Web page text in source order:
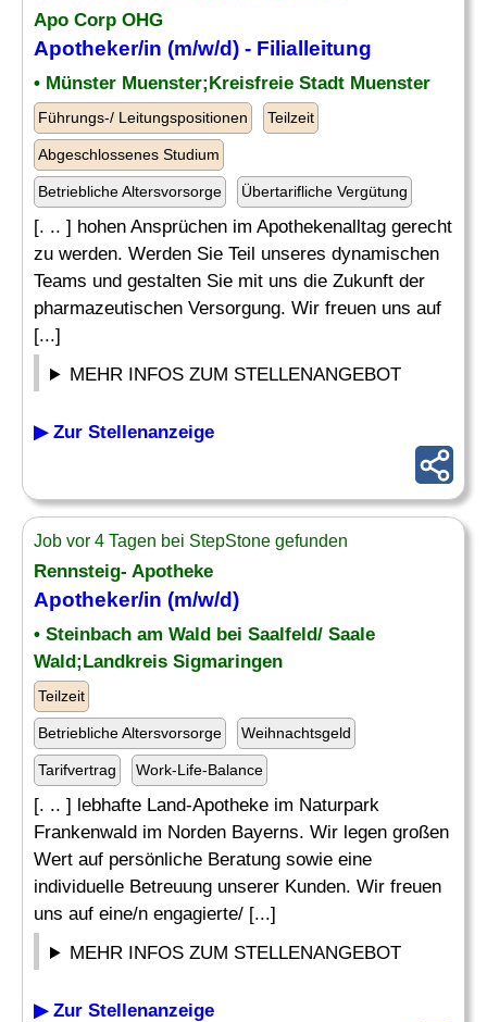
Apo Corp OHG
Apotheker/in (m/w/d) - Filialleitung
• Münster Muenster;Kreisfreie Stadt Muenster
Führungs-/ Leitungspositionen Teilzeit
Abgeschlossenes Studium
Betriebliche Altersvorsorge Übertarifliche Vergütung
[. .. ] hohen Ansprüchen im Apothekenalltag gerecht
zu werden. Werden Sie Teil unseres dynamischen
Teams und gestalten Sie mit uns die Zukunft der
pharmazeutischen Versorgung. Wir freuen uns auf
[...]
MEHR INFOS ZUM STELLENANGEBOT
▶ Zur Stellenanzeige
Job vor 4 Tagen bei StepStone gefunden
Rennsteig- Apotheke
Apotheker/in (m/w/d)
• Steinbach am Wald bei Saalfeld/ Saale
Wald;Landkreis Sigmaringen
Teilzeit
Betriebliche Altersvorsorge Weihnachtsgeld
Tarifvertrag Work-Life-Balance
[. .. ] lebhafte Land-Apotheke im Naturpark
Frankenwald im Norden Bayerns. Wir legen großen
Wert auf persönliche Beratung sowie eine
individuelle Betreuung unserer Kunden. Wir freuen
uns auf eine/n engagierte/ [...]
MEHR INFOS ZUM STELLENANGEBOT
▶ Zur Stellenanzeige